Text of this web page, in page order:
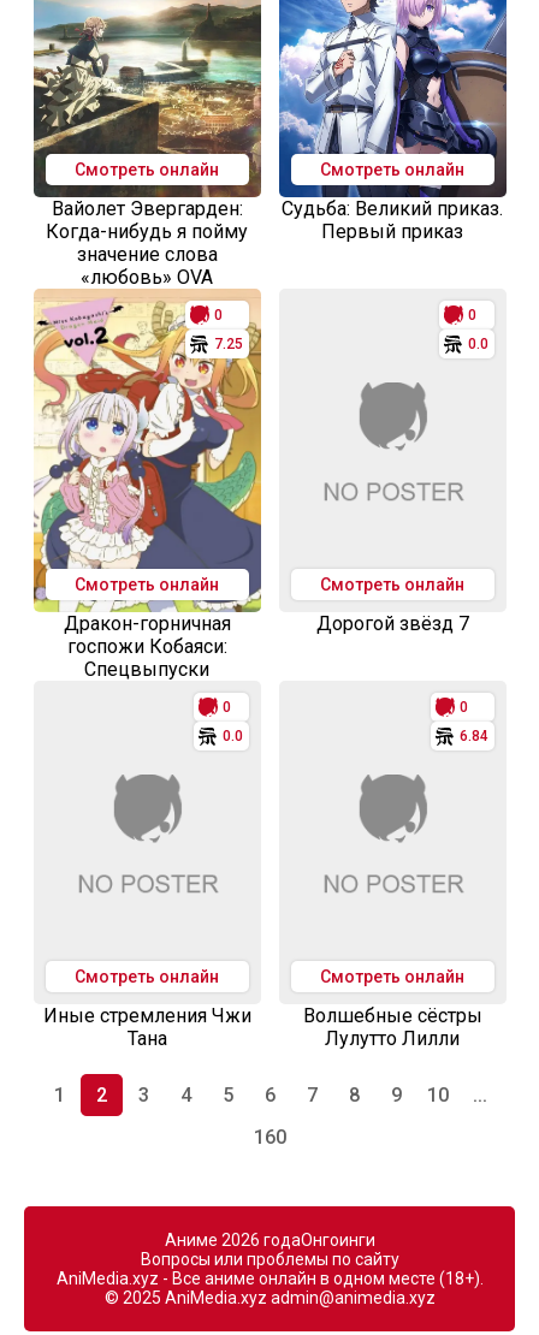
Смотреть онлайн
Вайолет Эвергарден:
Когда-нибудь я пойму
значение слова
«любовь» OVA
Смотреть онлайн
Судьба: Великий приказ.
Первый приказ
0
7.25
Смотреть онлайн
Дракон-горничная
госпожи Кобаяси:
Спецвыпуски
0
0.0
Смотреть онлайн
Дорогой звёзд 7
0
0.0
Смотреть онлайн
Иные стремления Чжи
Тана
0
6.84
Смотреть онлайн
Волшебные сёстры
Лулутто Лилли
1 2 3 4 5 6 7 8 9 10
...
160
Аниме 2026 годаОнгоинги
Вопросы или проблемы по сайту
AniMedia.xyz - Все аниме онлайн в одном месте (18+).
© 2025 AniMedia.xyz admin@animedia.xyz